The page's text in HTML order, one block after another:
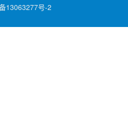
13063277号-2